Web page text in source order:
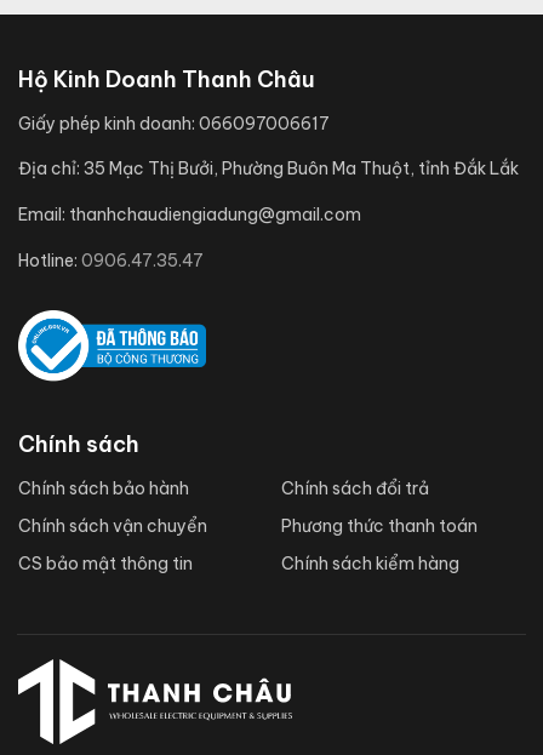
Hộ Kinh Doanh Thanh Châu
Giấy phép kinh doanh: 066097006617
Địa chỉ: 35 Mạc Thị Bưởi, Phường Buôn Ma Thuột, tỉnh Đắk Lắk
Email: thanhchaudiengiadung@gmail.com
Hotline: 0906.47.35.47
Chính sách
Chính sách bảo hành
Chính sách vận chuyển
CS bảo mật thông tin
Chính sách đổi trả
Phương thức thanh toán
Chính sách kiểm hàng